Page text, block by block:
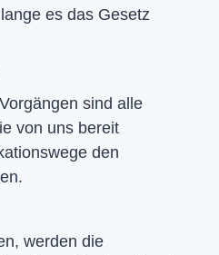
es das Gesetz
sind alle
von uns bereit
den
werden die